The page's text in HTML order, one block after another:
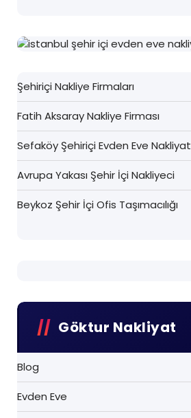
Şehiriçi Nakliye Firmaları
Fatih Aksaray Nakliye Firması
Sefaköy Şehiriçi Evden Eve Nakliyat
Avrupa Yakası Şehir İçi Nakliyeci
Beykoz Şehir İçi Ofis Taşımacılığı
Göktur Nakliyat
Blog
Evden Eve